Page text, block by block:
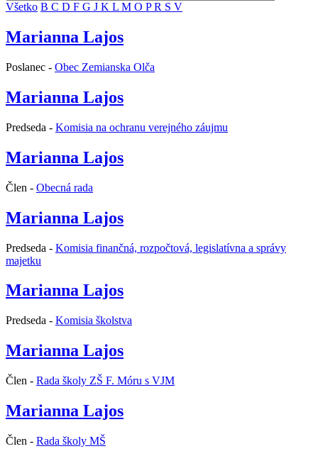
Všetko B C D F G J K L M O PR S V
Marianna Lajos
Poslanec - Obec Zemianska Olča
Marianna Lajos
Predseda - Komisia na ochranu verejného záujmu
Marianna Lajos
Člen - Obecná rada
Marianna Lajos
Predseda - Komisia finančná, rozpočtová, legislatívna a správy
majetku
Marianna Lajos
Predseda - Komisia školstva
Marianna Lajos
Člen - Rada školy ZŠ F. Móru s VJM
Marianna Lajos
Člen - Rada školy MŠ